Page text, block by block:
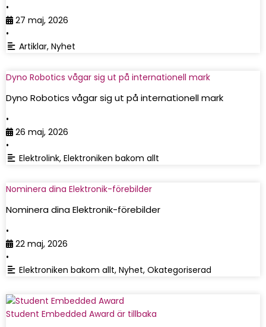
•
27 maj, 2026
•
Artiklar, Nyhet
Dyno Robotics vågar sig ut på internationell mark
Dyno Robotics vågar sig ut på internationell mark
•
26 maj, 2026
•
Elektrolink, Elektroniken bakom allt
Nominera dina Elektronik-förebilder
Nominera dina Elektronik-förebilder
•
22 maj, 2026
•
Elektroniken bakom allt, Nyhet, Okategoriserad
Student Embedded Award är tillbaka